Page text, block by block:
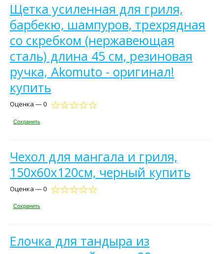
Щетка усиленная для гриля,
барбекю, шампуров, трехрядная
со скребком (нержавеющая
сталь) длина 45 см, резиновая
ручка, Akomuto - оригинал!
купить
Оценка — 0
Сохранить
Чехол для мангала и гриля,
150х60х120см, черный купить
Оценка — 0
Сохранить
Елочка для тандыра из